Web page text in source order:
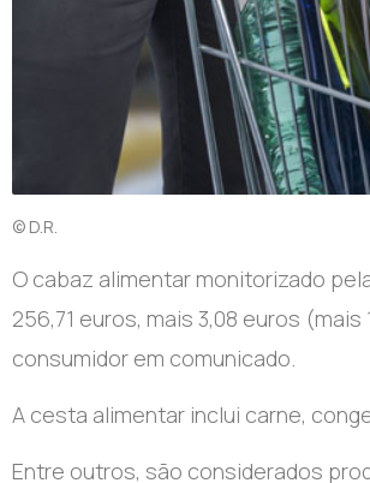
© D.R.
O cabaz alimentar monitorizado
256,71 euros, mais 3,08 euros
consumidor em comunicado.
A cesta alimentar inclui carne,
Entre outros, são considerados